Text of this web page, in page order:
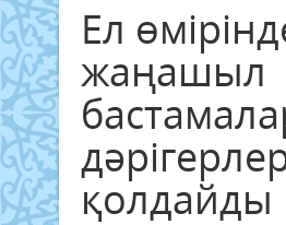
Ел
жаңашыл
қолдайды